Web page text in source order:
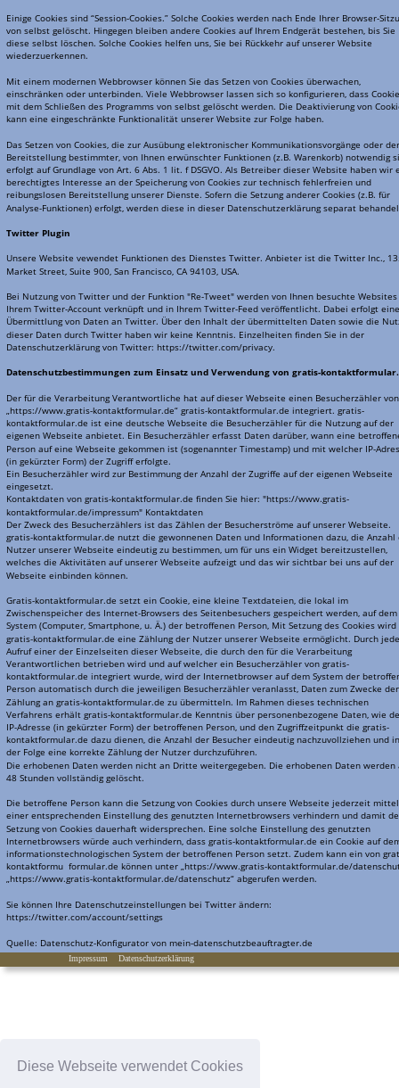
Diese Webseite verwendet Cookies
Einige Cookies sind “Session-Cookies.” Solche Cookies werden nach Ende Ihrer Browser-
von selbst gelöscht. Hingegen bleiben andere Cookies auf Ihrem Endgerät bestehen, bis Sie
diese selbst löschen. Solche Cookies helfen uns, Sie bei Rückkehr auf unserer Website
wiederzuerkennen.
Mit einem modernen Webbrowser können Sie das Setzen von Cookies überwachen,
einschränken oder unterbinden. Viele Webbrowser lassen sich so konfigurieren, dass
mit dem Schließen des Programms von selbst gelöscht werden. Die Deaktivierung von
kann eine eingeschränkte Funktionalität unserer Website zur Folge haben.
Das Setzen von Cookies, die zur Ausübung elektronischer Kommunikationsvorgänge oder
Bereitstellung bestimmter, von Ihnen erwünschter Funktionen (z.B. Warenkorb) notwendig
erfolgt auf Grundlage von Art. 6 Abs. 1 lit. f DSGVO. Als Betreiber dieser Website haben wir
berechtigtes Interesse an der Speicherung von Cookies zur technisch fehlerfreien und
reibungslosen Bereitstellung unserer Dienste. Sofern die Setzung anderer Cookies (z.B. für
Analyse-Funktionen) erfolgt, werden diese in dieser Datenschutzerklärung separat
Twitter Plugin
Unsere Website vewendet Funktionen des Dienstes Twitter. Anbieter ist die Twitter Inc.,
Market Street, Suite 900, San Francisco, CA 94103, USA.
Bei Nutzung von Twitter und der Funktion "Re-Tweet" werden von Ihnen besuchte
Ihrem Twitter-Account verknüpft und in Ihrem Twitter-Feed veröffentlicht. Dabei erfolgt
Übermittlung von Daten an Twitter. Über den Inhalt der übermittelten Daten sowie die
dieser Daten durch Twitter haben wir keine Kenntnis. Einzelheiten finden Sie in der
Datenschutzerklärung von Twitter: https://twitter.com/privacy.
Datenschutzbestimmungen zum Einsatz und Verwendung von gratis-
Der für die Verarbeitung Verantwortliche hat auf dieser Webseite einen Besucherzähler
„https://www.gratis-kontaktformular.de“ gratis-kontaktformular.de integriert. gratis-
kontaktformular.de ist eine deutsche Webseite die Besucherzähler für die Nutzung auf der
eigenen Webseite anbietet. Ein Besucherzähler erfasst Daten darüber, wann eine
Person auf eine Webseite gekommen ist (sogenannter Timestamp) und mit welcher IP-
(in gekürzter Form) der Zugriff erfolgte.
Ein Besucherzähler wird zur Bestimmung der Anzahl der Zugriffe auf der eigenen Webseite
eingesetzt.
Kontaktdaten von gratis-kontaktformular.de finden Sie hier: "https://www.gratis-
kontaktformular.de/impressum" Kontaktdaten
Der Zweck des Besucherzählers ist das Zählen der Besucherströme auf unserer Webseite.
gratis-kontaktformular.de nutzt die gewonnenen Daten und Informationen dazu, die
Nutzer unserer Webseite eindeutig zu bestimmen, um für uns ein Widget bereitzustellen,
welches die Aktivitäten auf unserer Webseite aufzeigt und das wir sichtbar bei uns auf der
Webseite einbinden können.
Gratis-kontaktformular.de setzt ein Cookie, eine kleine Textdateien, die lokal im
Zwischenspeicher des Internet-Browsers des Seitenbesuchers gespeichert werden, auf dem
System (Computer, Smartphone, u. Ä.) der betroffenen Person, Mit Setzung des Cookies wird
gratis-kontaktformular.de eine Zählung der Nutzer unserer Webseite ermöglicht. Durch
Aufruf einer der Einzelseiten dieser Webseite, die durch den für die Verarbeitung
Verantwortlichen betrieben wird und auf welcher ein Besucherzähler von gratis-
kontaktformular.de integriert wurde, wird der Internetbrowser auf dem System der
Person automatisch durch die jeweiligen Besucherzähler veranlasst, Daten zum Zwecke
Zählung an gratis-kontaktformular.de zu übermitteln. Im Rahmen dieses technischen
Verfahrens erhält gratis-kontaktformular.de Kenntnis über personenbezogene Daten, wie
IP-Adresse (in gekürzter Form) der betroffenen Person, und den Zugriffzeitpunkt die gratis-
kontaktformular.de dazu dienen, die Anzahl der Besucher eindeutig nachzuvollziehen und
der Folge eine korrekte Zählung der Nutzer durchzuführen.
Die erhobenen Daten werden nicht an Dritte weitergegeben. Die erhobenen Daten
48 Stunden vollständig gelöscht.
Die betroffene Person kann die Setzung von Cookies durch unsere Webseite jederzeit
einer entsprechenden Einstellung des genutzten Internetbrowsers verhindern und damit
Setzung von Cookies dauerhaft widersprechen. Eine solche Einstellung des genutzten
Internetbrowsers würde auch verhindern, dass gratis-kontaktformular.de ein Cookie auf
informationstechnologischen System der betroffenen Person setzt. Zudem kann ein von
kontaktformu  formular.de können unter „https://www.gratis-kontaktformular.de/
„https://www.gratis-kontaktformular.de/datenschutz“ abgerufen werden.
Sie können Ihre Datenschutzeinstellungen bei Twitter ändern:
https://twitter.com/account/settings
Quelle: Datenschutz-Konfigurator von mein-datenschutzbeauftragter.de
Impressum Datenschutzerklärung